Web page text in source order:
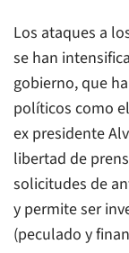
Los ataques a
se han
gobierno, que
políticos como
ex presidente
libertad de
solicitudes de
y permite ser
(peculado y